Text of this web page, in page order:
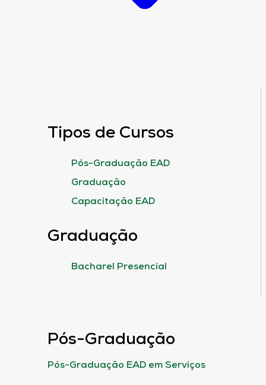
Tipos de Cursos
Pós-Graduação EAD
Graduação
Capacitação EAD
Graduação
Bacharel Presencial
Pós-Graduação
Pós-Graduação EAD em Serviços